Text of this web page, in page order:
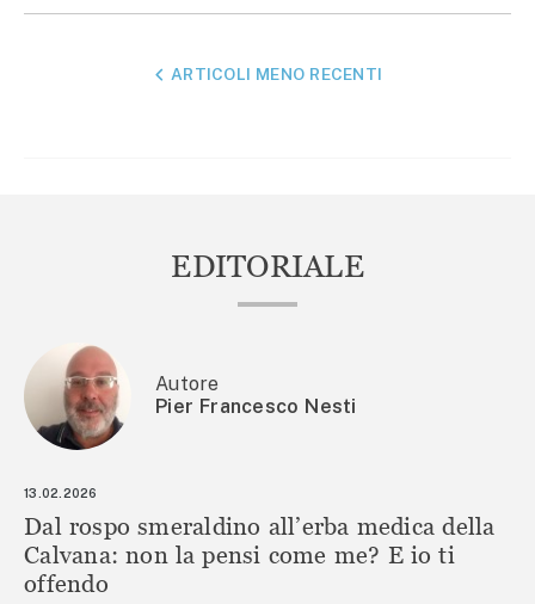
NAVIGAZIONEARTICOLI MENO RECENTI
EDITORIALE
Autore
Pier Francesco Nesti
13.02.2026
Dal rospo smeraldino all’erba medica della
Calvana: non la pensi come me? E io ti
offendo